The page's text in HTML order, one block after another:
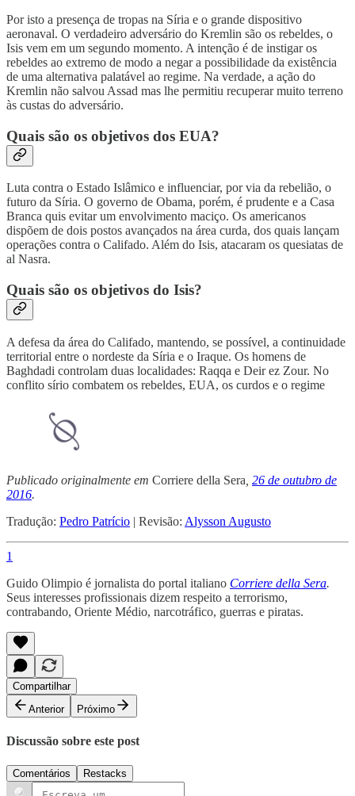
Por isto a presença de tropas na Síria e o grande dispositivo
aeronaval. O verdadeiro adversário do Kremlin são os rebeldes, o
Isis vem em um segundo momento. A intenção é de instigar os
rebeldes ao extremo de modo a negar a possibilidade da existência
de uma alternativa palatável ao regime. Na verdade, a ação do
Kremlin não salvou Assad mas lhe permitiu recuperar muito terreno
às custas do adversário.
Quais são os objetivos dos EUA?
Luta contra o Estado Islâmico e influenciar, por via da rebelião, o
futuro da Síria. O governo de Obama, porém, é prudente e a Casa
Branca quis evitar um envolvimento maciço. Os americanos
dispõem de dois postos avançados na área curda, dos quais lançam
operações contra o Califado. Além do Isis, atacaram os quesiatas de
al Nasra.
Quais são os objetivos do Isis?
A defesa da área do Califado, mantendo, se possível, a continuidade
territorial entre o nordeste da Síria e o Iraque. Os homens de
Baghdadi controlam duas localidades: Raqqa e Deir ez Zour. No
conflito sírio combatem os rebeldes, EUA, os curdos e o regime
Publicado originalmente em Corriere della Sera 26 de outubro de
2016.
Tradução: Pedro Patrício | Revisão: Alysson Augusto
1
Guido Olimpio é jornalista do portal italiano Corriere della Sera.
Seus interesses profissionais dizem respeito a terrorismo,
contrabando, Oriente Médio, narcotráfico, guerras e piratas.
Compartilhar
Anterior
Próximo
Discussão sobre este post
Comentários Restacks